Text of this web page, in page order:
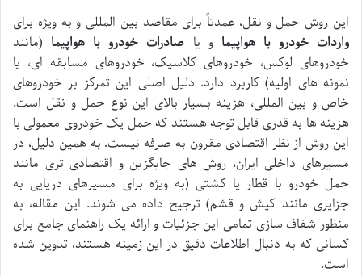
این روش حمل و نقل، عمدتاً برای مقاصد بین المللی و به ویژه برای
واردات خودرو با هواپیما و یا صادرات خودرو با هواپیما (مانند
خودروهای لوکس، خودروهای کلاسیک، خودروهای مسابقه ای، یا
نمونه های اولیه) کاربرد دارد. دلیل اصلی این تمرکز بر خودروهای
خاص و بین المللی، هزینه بسیار بالای این نوع حمل و نقل است.
هزینه ها به قدری قابل توجه هستند که حمل یک خودروی معمولی با
این روش از نظر اقتصادی مقرون به صرفه نیست. به همین دلیل، در
مسیرهای داخلی ایران، روش های جایگزین و اقتصادی تری مانند
حمل خودرو با قطار یا کشتی (به ویژه برای مسیرهای دریایی به
جزایری مانند کیش و قشم) ترجیح داده می شوند. این مقاله، به
منظور شفاف سازی تمامی این جزئیات و ارائه یک راهنمای جامع برای
کسانی که به دنبال اطلاعات دقیق در این زمینه هستند، تدوین شده
است.